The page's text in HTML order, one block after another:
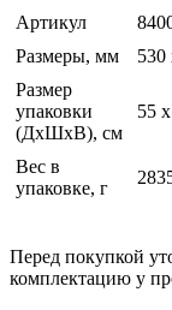
Артикул
Размеры, мм
530
Размер
упаковки
(ДхШхВ), см
55
Вес в
упаковке, г
Перед покупкой
комплектацию у